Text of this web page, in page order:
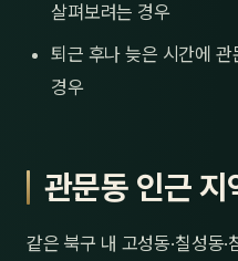
살펴보려는 경우
퇴근 후나 늦은 시간에
경우
관문동 인근 지
같은 북구 내 고성동·칠성동·